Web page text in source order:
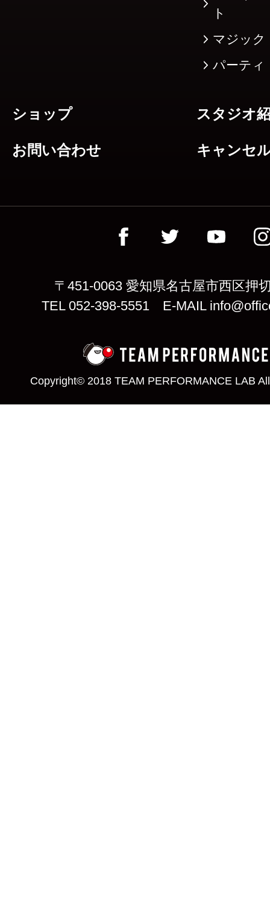
ト
マジック
パーティ
ショップ スタジオ
お問い合わせ キャンセ
〒451-0063 愛知県名古屋市西区押
TEL 052-398-5551 E-MAIL
Copyright© 2018 TEAM PERFORMANCE LAB